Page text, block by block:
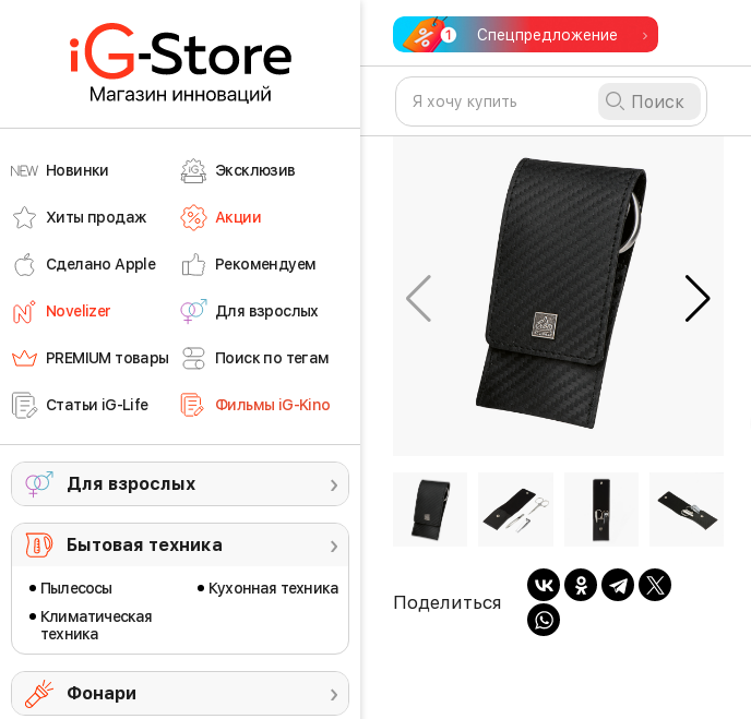
Новинки Эксклюзив
Хиты продаж Акции
Сделано Apple Рекомендуем
Novelizer Для взрослых
PREMIUM товары Поиск по тегам
Статьи iG-Life Фильмы iG-Kino
Для взрослых
Бытовая техника
Пылесосы
Климатическая
техника
Кухонная техника
Фонари
Спецпредложение
Поиск
Поделиться